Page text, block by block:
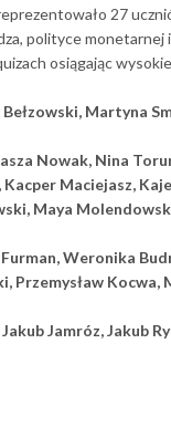
27
polityce monetarnej
osiągając
Bełzowski, Martyna
Nowak, Nina
Maciejasz,
Maya
Weronika
Przemysław Kocwa,
Jamróz, Jakub